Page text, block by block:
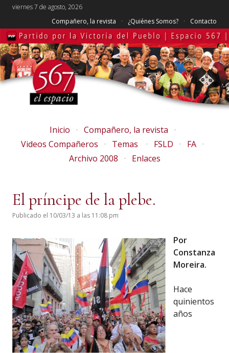
viernes 7 de agosto, 2026
Compañero, la revista
¿Quiénes Somos? Contacto
Inicio
Compañero, la revista
Videos Compañeros
Temas FSLD
FA
Archivo 2008
Enlaces
El príncipe de la plebe.
Publicado el 10/03/13 a las 11:08 pm
Por
Constanza
Moreira.
Hace
quinientos
años